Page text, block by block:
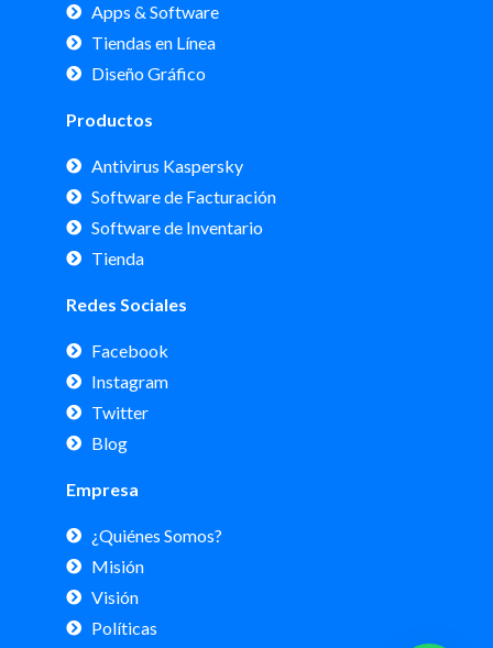
Apps & Software
Tiendas en Línea
Diseño Gráfico
Productos
Antivirus Kaspersky
Software de Facturación
Software de Inventario
Tienda
Redes Sociales
Facebook
Instagram
Twitter
Blog
Empresa
¿Quiénes Somos?
Misión
Visión
Políticas